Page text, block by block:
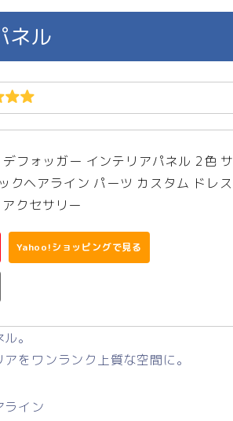
ネル
フォッガー インテリアパネル 2色 サ
クヘアライン パーツ カスタム ドレス
クセサリー
Yahoo!ショッピングで見る
。
をワンランク上質な空間に。
イン